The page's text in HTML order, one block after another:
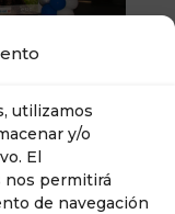
utilizamos
y/o
El
permitirá
de navegación